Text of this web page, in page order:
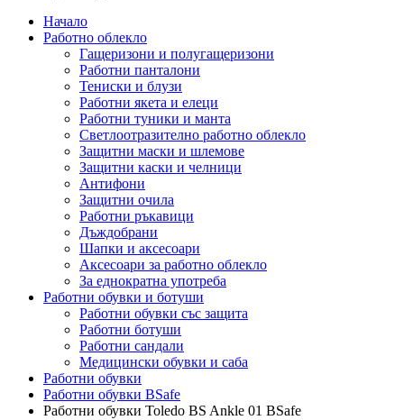
Начало
Работно облекло
Гащеризони и полугащеризони
Работни панталони
Тениски и блузи
Работни якета и елеци
Работни туники и манта
Светлоотразително работно облекло
Защитни маски и шлемове
Защитни каски и челници
Антифони
Защитни очила
Работни ръкавици
Дъждобрани
Шапки и аксесоари
Аксесоари за работно облекло
За еднократна употреба
Работни обувки и ботуши
Работни обувки със защита
Работни ботуши
Работни сандали
Медицински обувки и саба
Работни обувки
Работни обувки BSafe
Работни обувки Toledo BS Ankle 01 BSafe